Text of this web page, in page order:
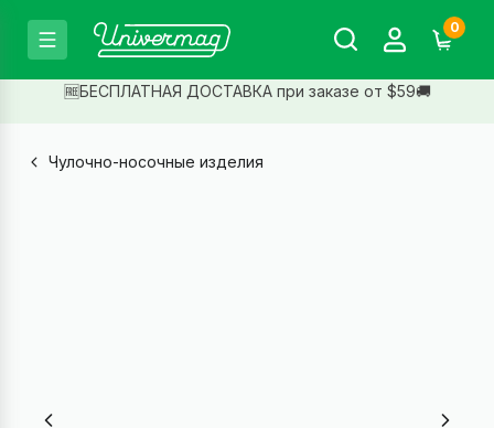
0
🆓БЕСПЛАТНАЯ ДОСТАВКА при заказе от $59🚚
Чулочно-носочные изделия